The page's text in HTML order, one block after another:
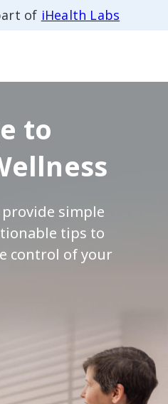
of iHealth Labs
to
simple
tips to
control of your